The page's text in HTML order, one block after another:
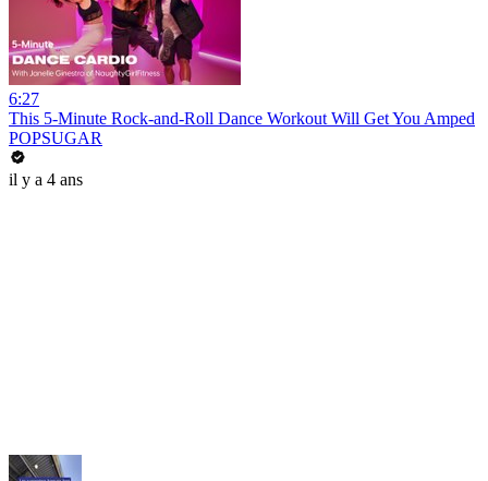
6:27
This 5-Minute Rock-and-Roll Dance Workout Will Get You Amped
POPSUGAR
il y a 4 ans